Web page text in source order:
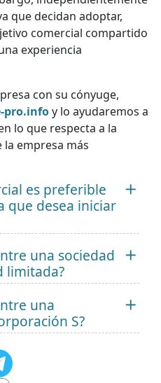
que decidan adoptar,
comercial compartido
experiencia
con su cónyuge,
pro.infoy lo ayudaremos a
lo que respecta a la
empresa más
es preferible
que desea iniciar
una sociedad
limitada?
una
S?